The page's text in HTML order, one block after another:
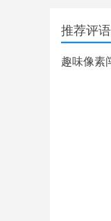
推荐评语
趣味像素